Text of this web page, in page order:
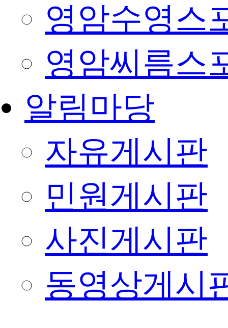
영암수영스
영암씨름스
알림마당
자유게시판
민원게시판
사진게시판
동영상게시